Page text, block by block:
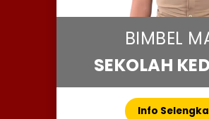
BIMBEL
SEKOLAH
Info